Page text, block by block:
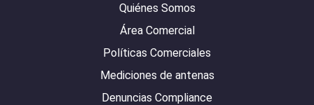
Quiénes Somos
Área Comercial
Políticas Comerciales
Mediciones de antenas
Denuncias Compliance